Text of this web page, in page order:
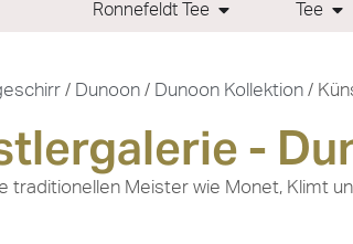
Ronnefeldt Tee Tee
/ Dunoon / Dunoon Kollektion /
-
traditionellen Meister wie Monet, Klimt